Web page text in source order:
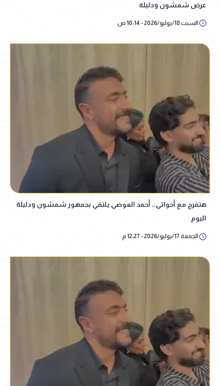
عرض شمشون ودليلة
السبت 18/يوليو/2026 - 10:14 ص
هتفرج مع أخواتي.. أحمد العوضي يلتقي بجمهور شمشون ودليلة
اليوم
الجمعة 17/يوليو/2026 - 12:27 م